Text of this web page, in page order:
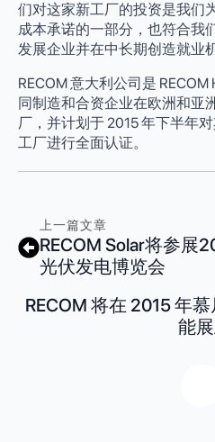
们对这家新工厂的投资是我们
成本承诺的一部分，也符合我
发展企业并在中长期创造就业
RECOM 意大利公司是
同制造和合资企业在欧洲和亚
厂，并计划于 2015 年下半年
工厂进行全面认证。
上一篇文章
RECOM Solar将参展
光伏发电博览会
RECOM 将在 2015 年
能